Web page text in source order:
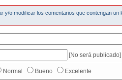
y/o modificar los comentarios que contengan un
[No será publicado]
Normal Bueno Excelente